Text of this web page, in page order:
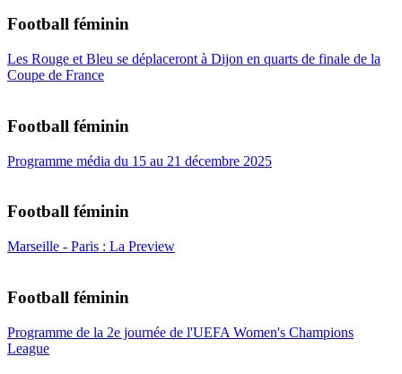
Football féminin
Les Rouge et Bleu se déplaceront à Dijon en quarts de finale de la
Coupe de France
Football féminin
Programme média du 15 au 21 décembre 2025
Football féminin
Marseille - Paris : La Preview
Football féminin
Programme de la 2e journée de l'UEFA Women's Champions
League